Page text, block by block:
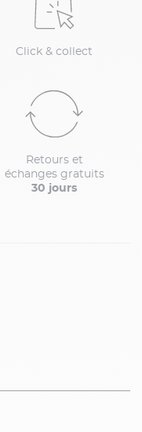
Click & collect
Retours et
échanges gratuits
30 jours